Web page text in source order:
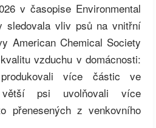
v časopise Environmental
sledovala vliv psů na vnitřní
American Chemical Society
vzduchu v domácnosti:
více částic ve
psi uvolňovali více
přenesených z venkovního